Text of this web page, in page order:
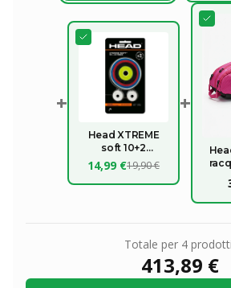
+
Head XTREME
soft 10+2
OMAGGIO
14,99 €19,90 €
+
Totale per 4
413,89 €